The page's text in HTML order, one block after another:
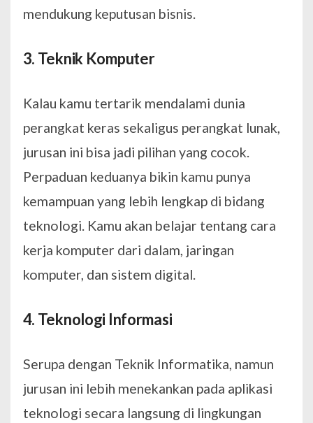
mendukung keputusan bisnis.
3. Teknik Komputer
Kalau kamu tertarik mendalami dunia
perangkat keras sekaligus perangkat lunak,
jurusan ini bisa jadi pilihan yang cocok.
Perpaduan keduanya bikin kamu punya
kemampuan yang lebih lengkap di bidang
teknologi. Kamu akan belajar tentang cara
kerja komputer dari dalam, jaringan
komputer, dan sistem digital.
4. Teknologi Informasi
Serupa dengan Teknik Informatika, namun
jurusan ini lebih menekankan pada aplikasi
teknologi secara langsung di lingkungan